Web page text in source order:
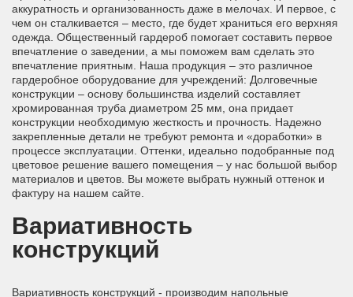
аккуратность и организованность даже в мелочах. И первое, с
чем он сталкивается – место, где будет храниться его верхняя
одежда. Общественный гардероб помогает составить первое
впечатление о заведении, а мы поможем вам сделать это
впечатление приятным. Наша продукция – это различное
гардеробное оборудование для учреждений: Долговечные
конструкции – основу большинства изделий составляет
хромированная труба диаметром 25 мм, она придает
конструкции необходимую жесткость и прочность. Надежно
закрепленные детали не требуют ремонта и «доработки» в
процессе эксплуатации. Оттенки, идеально подобранные под
цветовое решение вашего помещения – у нас большой выбор
материалов и цветов. Вы можете выбрать нужный оттенок и
фактуру на нашем сайте.
Вариативность
конструкций
Вариативность конструкций - производим напольные